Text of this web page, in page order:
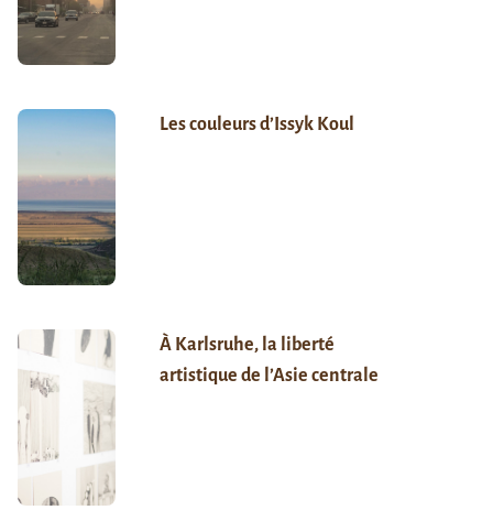
Les couleurs d’Issyk Koul
À Karlsruhe, la liberté
artistique de l’Asie centrale